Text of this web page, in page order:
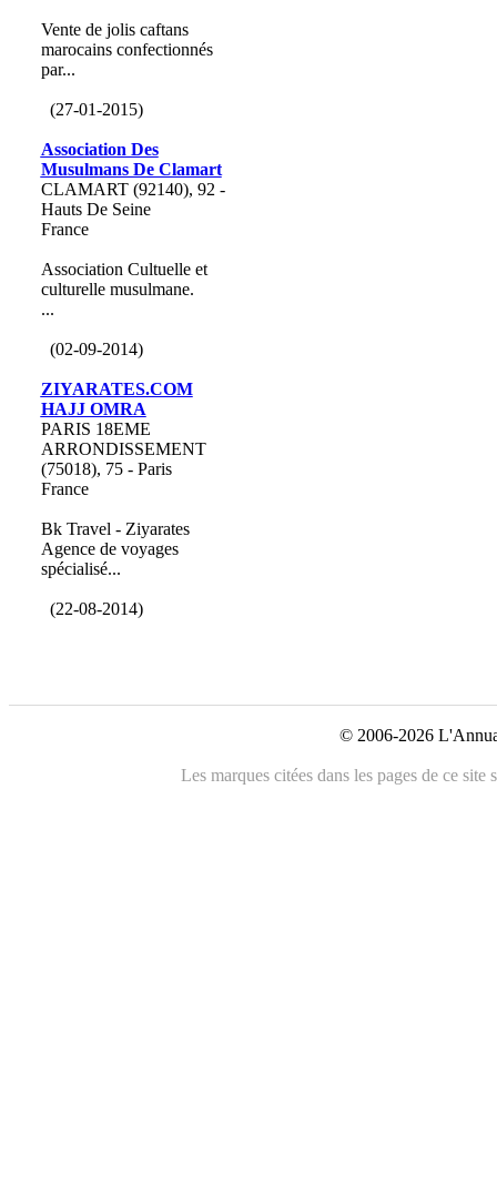
Vente de jolis caftans
marocains confectionnés
par...
(27-01-2015)
Association Des
Musulmans De Clamart
CLAMART (92140), 92 -
Hauts De Seine
France
Association Cultuelle et
culturelle musulmane.
...
(02-09-2014)
ZIYARATES.COM
HAJJ OMRA
PARIS 18EME
ARRONDISSEMENT
(75018), 75 - Paris
France
Bk Travel - Ziyarates
Agence de voyages
spécialisé...
(22-08-2014)
© 2006-2026
Les marques citées dans les pages de ce